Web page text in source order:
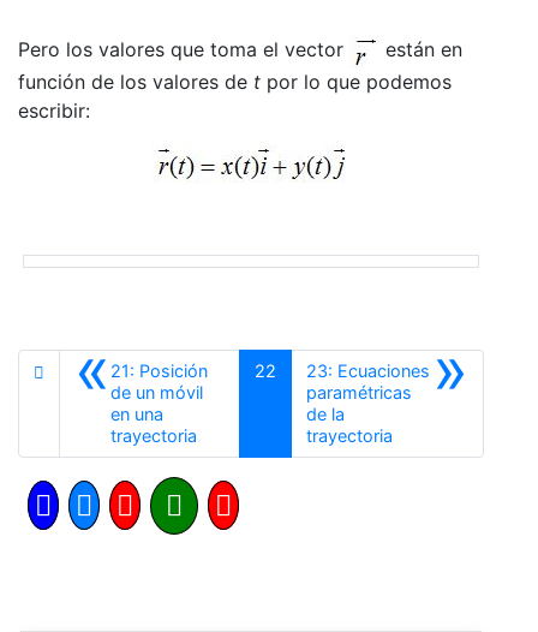
Pero los valores que toma el vector
están en
función de los valores de t por lo que podemos
escribir:
«21: Posición
de un móvil
en una
trayectoria
22 »
23: Ecuaciones
paramétricas
de la
trayectoria